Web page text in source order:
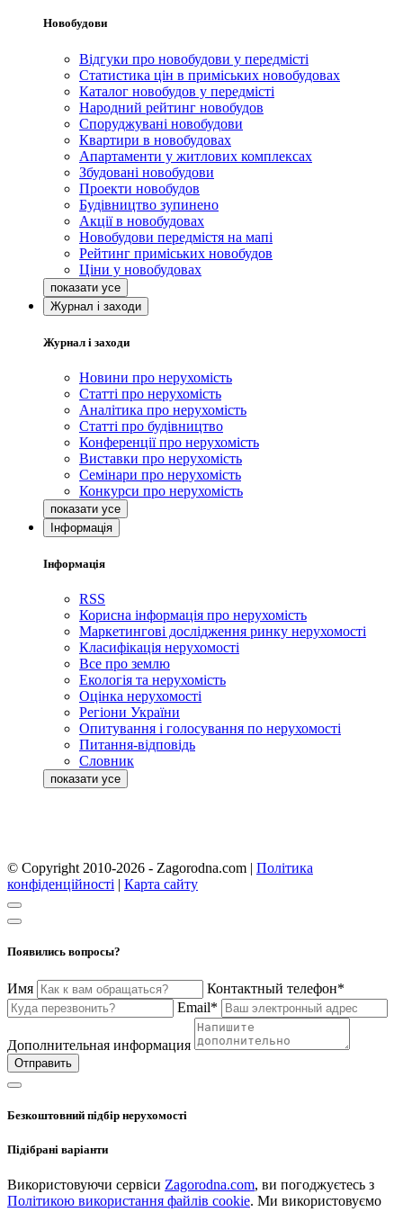
Новобудови
Відгуки про новобудови у передмісті
Статистика цін в приміських новобудовах
Каталог новобудов у передмісті
Народний рейтинг новобудов
Споруджувані новобудови
Квартири в новобудовах
Апартаменти у житлових комплексах
Збудовані новобудови
Проекти новобудов
Будівництво зупинено
Акції в новобудовах
Новобудови передмістя на мапі
Рейтинг приміських новобудов
Ціни у новобудовах
Журнал і заходи
Журнал і заходи
Новини про нерухомість
Статті про нерухомість
Аналітика про нерухомість
Статті про будівництво
Конференції про нерухомість
Виставки про нерухомість
Семінари про нерухомість
Конкурси про нерухомість
Інформація
Інформація
RSS
Корисна інформація про нерухомість
Маркетингові дослідження ринку нерухомості
Класифікація нерухомості
Все про землю
Екологія та нерухомість
Оцінка нерухомості
Регіони України
Опитування і голосування по нерухомості
Питання-відповідь
Словник
© Copyright 2010-2026 - Zagorodna.com | Політика
конфіденційності | Карта сайту
Появились вопросы?
Имя
Контактный телефон*
Email*
Дополнительная информация
Отправить
Безкоштовний підбір нерухомості
Підібрані варіанти
Використовуючи сервіси Zagorodna.com, ви погоджуєтесь з
Політикою використання файлів cookie. Ми використовуємо